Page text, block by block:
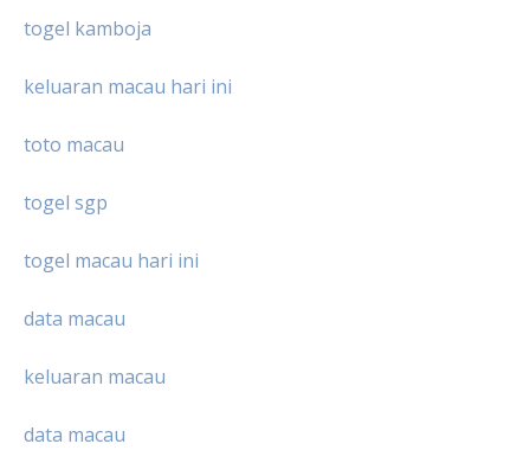
togel kamboja
keluaran macau hari ini
toto macau
togel sgp
togel macau hari ini
data macau
keluaran macau
data macau